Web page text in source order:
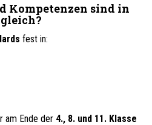
Kompetenzen sind in
fest in:
am Ende der 4., 8. und 11. Klasse